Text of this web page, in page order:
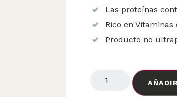
Las proteínas
Rico en Vitaminas
Producto no